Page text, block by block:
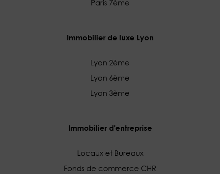
Paris 7ème
Immobilier de luxe Lyon
Lyon 2ème
Lyon 6ème
Lyon 3ème
Immobilier d'entreprise
Locaux et Bureaux
Fonds de commerce CHR